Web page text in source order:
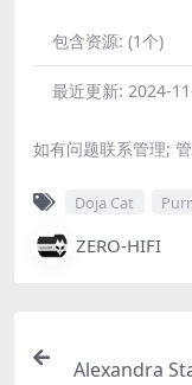
包含资源: (1个)
最近更新: 2024-
如有问题联系管理;
Doja Cat
ZERO-HIFI
Alexandra